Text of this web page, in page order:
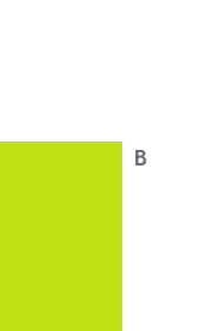
В